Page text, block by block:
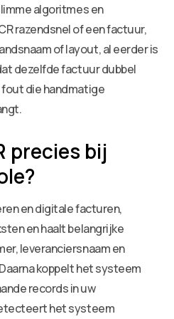
algoritmes en
razendsnel of een factuur,
of layout, al eerder is
dezelfde factuur dubbel
die handmatige
precies bij
en digitale facturen,
en haalt belangrijke
leveranciersnaam en
koppelt het systeem
records in uw
het systeem